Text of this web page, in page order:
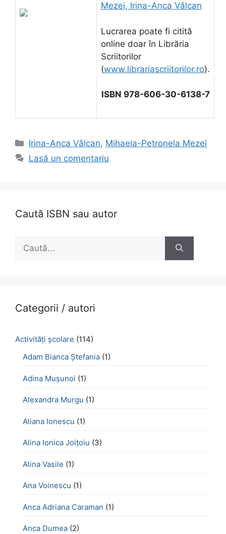
Mezei, Irina-Anca Vâlcan
Lucrarea poate fi citită
online doar în Librăria
Scriitorilor
(www.librariascriitorilor.ro).
ISBN 978-606-30-6138-7
Categorii
Irina-Anca Vâlcan, Mihaela-Petronela Mezei
Lasă un comentariu
Caută ISBN sau autor
după:
Categorii / autori
Activităţi şcolare (114)
Adam Bianca Ștefania (1)
Adina Mușunoi (1)
Alexandra Murgu (1)
Aliana Ionescu (1)
Alina Ionica Joițoiu (3)
Alina Vasile (1)
Ana Voinescu (1)
Anca Adriana Caraman (1)
Anca Dumea (2)